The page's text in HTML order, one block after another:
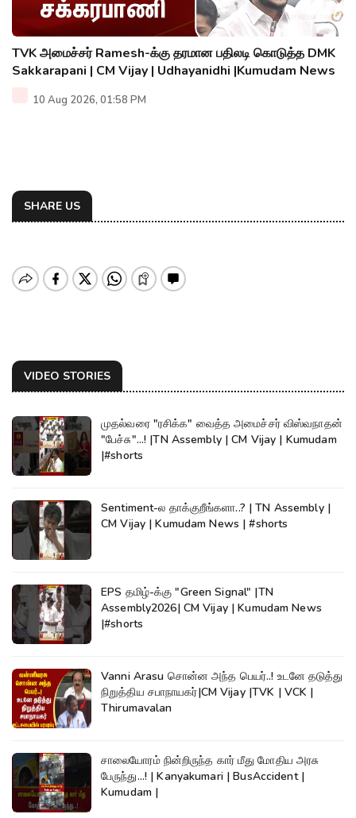
TVK அமைச்சர் Ramesh-க்கு தரமான பதிலடி கொடுத்த DMK
Sakkarapani | CM Vijay | Udhayanidhi |Kumudam News
10 Aug 2026, 01:58 PM
SHARE US
VIDEO STORIES
முதல்வரை "ரசிக்க" வைத்த அமைச்சர் விஸ்வநாதன்
"பேச்சு"...! |TN Assembly | CM Vijay | Kumudam
|#shorts
Sentiment-ல தாக்குறீங்களா..? | TN Assembly |
CM Vijay | Kumudam News | #shorts
EPS தமிழ்-க்கு "Green Signal" |TN
Assembly2026| CM Vijay | Kumudam News
|#shorts
Vanni Arasu சொன்ன அந்த பெயர்..! உடனே தடுத்து
நிறுத்திய சபாநாயகர்|CM Vijay |TVK | VCK |
Thirumavalan
சாலையோரம் நின்றிருந்த கார் மீது மோதிய அரசு
பேருந்து...! | Kanyakumari | BusAccident |
Kumudam |